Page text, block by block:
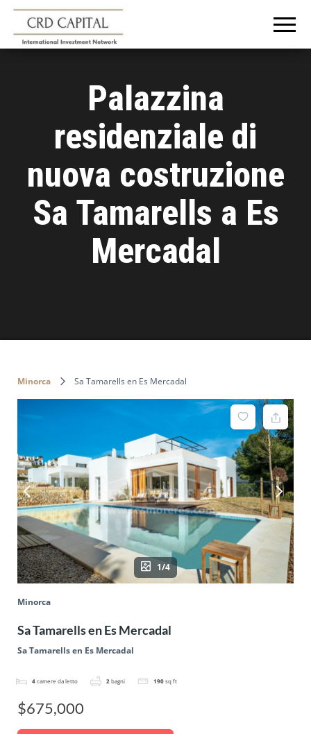
Palazzina
residenziale di
nuova costruzione
Sa Tamarells a Es
Mercadal
Minorca Sa Tamarells en Es Mercadal
1/4
Minorca
Sa Tamarells en Es Mercadal
Sa Tamarells en Es Mercadal
4 camere da letto 2 bagni 190 sq ft
$675,000